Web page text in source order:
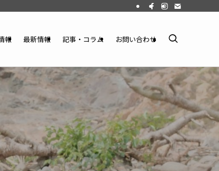
報 最新情報 記事・コラム お問い合わせ